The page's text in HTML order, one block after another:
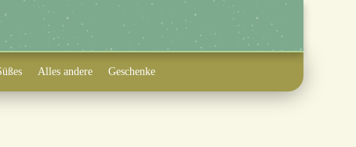
Alles andere Geschenke